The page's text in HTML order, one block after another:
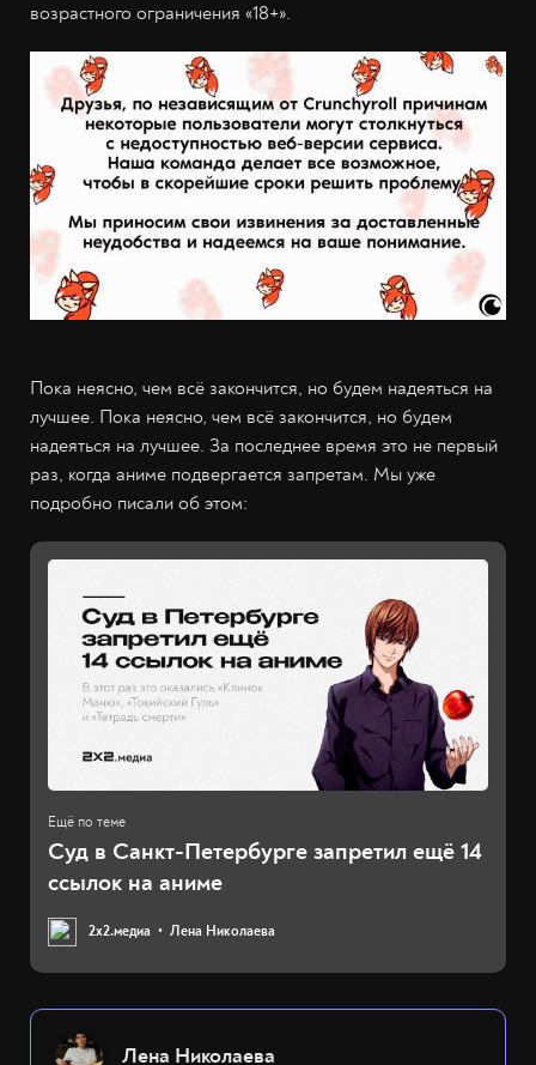
возрастного ограничения «18+».
Пока неясно, чем всё закончится, но будем надеяться на
лучшее. Пока неясно, чем всё закончится, но будем
надеяться на лучшее. За последнее время это не первый
раз, когда аниме подвергается запретам. Мы уже
подробно писали об этом:
Суд в Санкт-Петербурге запретил ещё 14
ссылок на аниме
2х2.медиа Лена Николаева
Лена Николаева